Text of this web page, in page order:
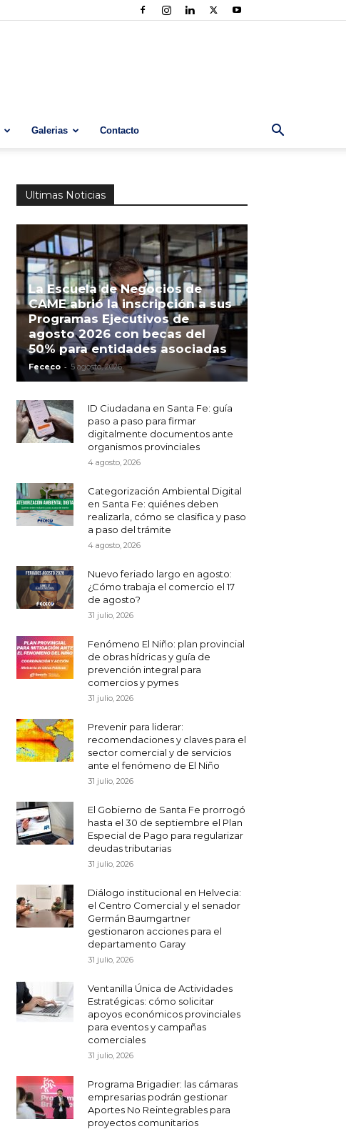
Galerias Contacto
Ultimas Noticias
La Escuela de Negocios de
CAME abrió la inscripción a sus
Programas Ejecutivos de
agosto 2026 con becas del
50% para entidades asociadas
Fececo - 5 agosto, 2026
ID Ciudadana en Santa Fe: guía
paso a paso para firmar
digitalmente documentos ante
organismos provinciales
4 agosto, 2026
Categorización Ambiental Digital
en Santa Fe: quiénes deben
realizarla, cómo se clasifica y paso
a paso del trámite
4 agosto, 2026
Nuevo feriado largo en agosto:
¿Cómo trabaja el comercio el 17
de agosto?
31 julio, 2026
Fenómeno El Niño: plan provincial
de obras hídricas y guía de
prevención integral para
comercios y pymes
31 julio, 2026
Prevenir para liderar:
recomendaciones y claves para el
sector comercial y de servicios
ante el fenómeno de El Niño
31 julio, 2026
El Gobierno de Santa Fe prorrogó
hasta el 30 de septiembre el Plan
Especial de Pago para regularizar
deudas tributarias
31 julio, 2026
Diálogo institucional en Helvecia:
el Centro Comercial y el senador
Germán Baumgartner
gestionaron acciones para el
departamento Garay
31 julio, 2026
Ventanilla Única de Actividades
Estratégicas: cómo solicitar
apoyos económicos provinciales
para eventos y campañas
comerciales
31 julio, 2026
Programa Brigadier: las cámaras
empresarias podrán gestionar
Aportes No Reintegrables para
proyectos comunitarios